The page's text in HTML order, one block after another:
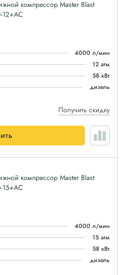
компрессор Master Blast
12+AC
4000 л/мин
12 атм
58 кВт
дизель
Получить скидку
компрессор Master Blast
15+AC
4000 л/мин
15 атм
58 кВт
дизель